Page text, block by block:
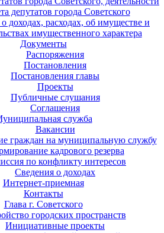
депутатов города Советского
доходах, расходах, об имуществе и
имущественного характера
Документы
Распоряжения
Постановления
Постановления главы
Проекты
Публичные слушания
Соглашения
служба
Вакансии
граждан на муниципальную службу
кадрового резерва
по конфликту интересов
Сведения о доходах
Интернет-приемная
Контакты
Глава г. Советского
городских пространств
Инициативные проекты